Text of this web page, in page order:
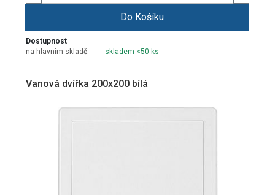
Do Košíku
Dostupnost
na hlavním skladě:
skladem <50 ks
Vanová dvířka 200x200 bílá